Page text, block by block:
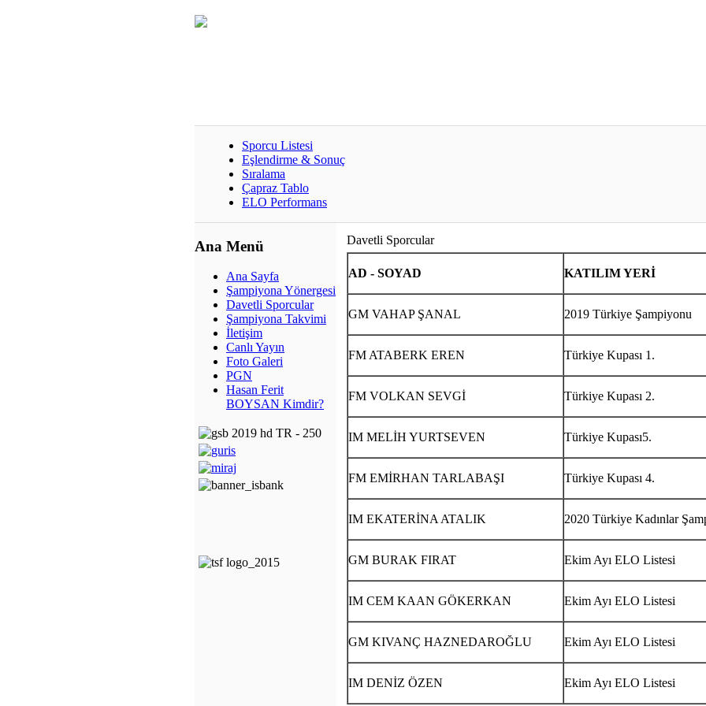
Sporcu Listesi
Eşlendirme & Sonuç
Sıralama
Çapraz Tablo
ELO Performans
Ana Menü
Ana Sayfa
Şampiyona Yönergesi
Davetli Sporcular
Şampiyona Takvimi
İletişim
Canlı Yayın
Foto Galeri
PGN
Hasan Ferit
BOYSAN Kimdir?
Davetli Sporcular
AD - SOYAD KATILIM YERİ
GM VAHAP ŞANAL 2019 Türkiye Şampiyonu
FM ATABERK EREN Türkiye Kupası 1.
FM VOLKAN SEVGİ Türkiye Kupası 2.
IM MELİH YURTSEVEN Türkiye Kupası5.
FM EMİRHAN TARLABAŞI Türkiye Kupası 4.
IM EKATERİNA ATALIK 2020 Türkiye Kadınlar
GM BURAK FIRAT Ekim Ayı ELO Listesi
IM CEM KAAN GÖKERKAN Ekim Ayı ELO Listesi
GM KIVANÇ HAZNEDAROĞLU Ekim Ayı ELO Listesi
IM DENİZ ÖZEN Ekim Ayı ELO Listesi